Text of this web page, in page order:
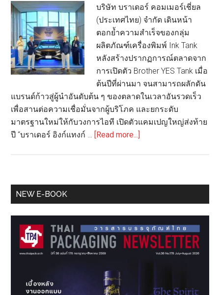
บริษัท บราเดอร์ คอมเมอร์เชี่ยล
(ประเทศไทย) จำกัด เดินหน้า
ตอกย้ำความสำเร็จของกลุ่ม
ผลิตภัณฑ์เครื่องพิมพ์ Ink Tank
หลังสร้างปรากฏการณ์ตลาดจาก
การเปิดตัว Brother YES Tank เมื่อ
ต้นปีที่ผ่านมา จนสามารถผลักดัน
แบรนด์ก้าวสู่ผู้นำอันดับต้น ๆ ของตลาดในเวลาอันรวดเร็ว
เพื่อสานต่อความเชื่อมั่นจากผู้บริโภค และยกระดับ
มาตรฐานใหม่ให้กับวงการไอที เปิดตัวแคมเปญใหญ่ส่งท้าย
ปี “บราเดอร์ อิงก์แทงก์ …
[Read more...]
กว่า
เปิด
แคมเปญ
ใหญ่
วงการ
Primary
NEW E-BOOK